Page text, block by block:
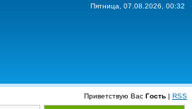
Пятница, 07.08.2026, 00:32
Приветствую Вас Гость | RSS